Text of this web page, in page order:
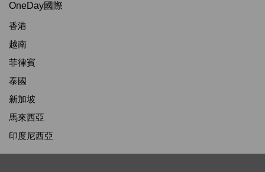
OneDay國際
香港
越南
菲律賓
泰國
新加坡
馬來西亞
印度尼西亞